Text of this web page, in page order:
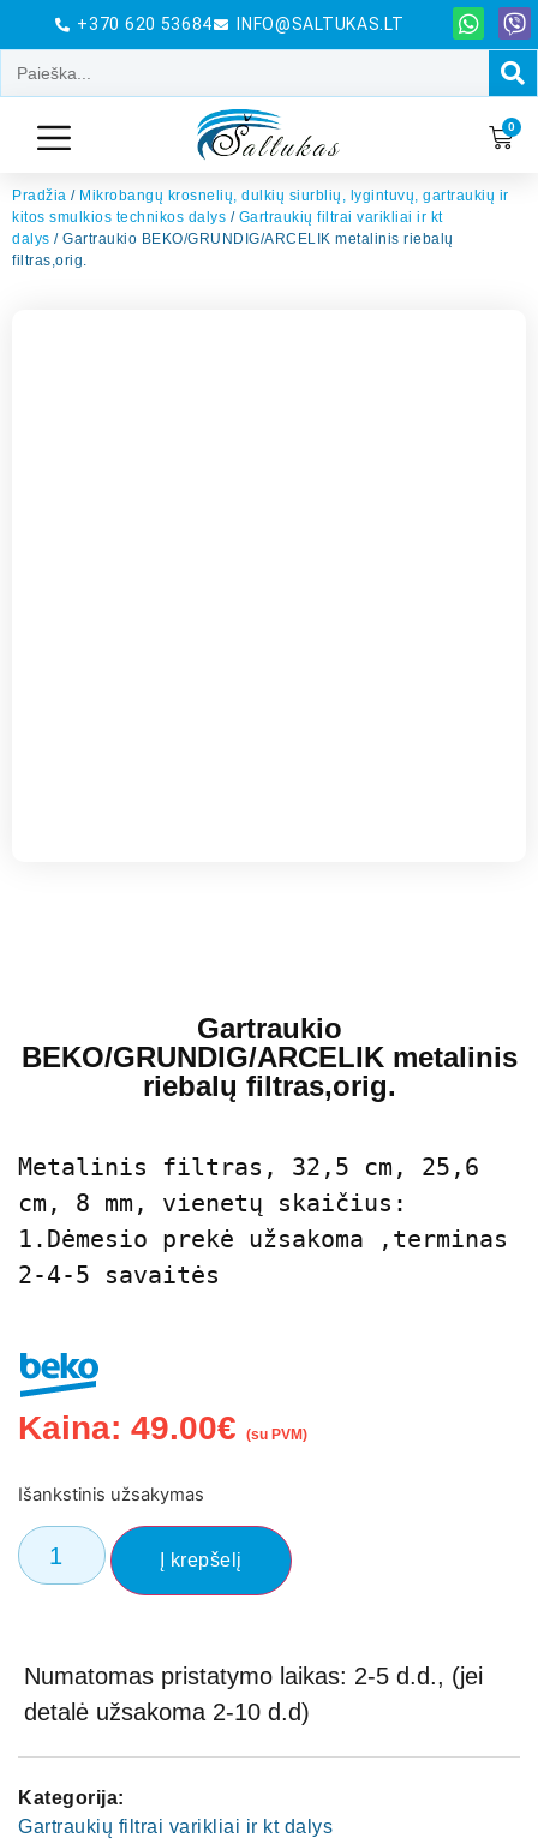
+370 620 53684 INFO@SALTUKAS.LT
0
Pradžia / Mikrobangų krosnelių, dulkių siurblių, lygintuvų, gartraukių ir
kitos smulkios technikos dalys / Gartraukių filtrai varikliai ir kt
dalys / Gartraukio BEKO/GRUNDIG/ARCELIK metalinis riebalų
filtras,orig.
Gartraukio
BEKO/GRUNDIG/ARCELIK metalinis
riebalų filtras,orig.
Metalinis filtras, 32,5 cm, 25,6
cm, 8 mm, vienetų skaičius:
1.Dėmesio prekė užsakoma ,terminas
2-4-5 savaitės
Kaina: 49.00€ (su PVM)
Išankstinis užsakymas
Į krepšelį
Numatomas pristatymo laikas: 2-5 d.d., (jei
detalė užsakoma 2-10 d.d)
Kategorija:
Gartraukių filtrai varikliai ir kt dalys